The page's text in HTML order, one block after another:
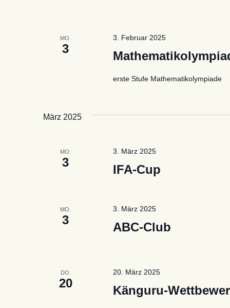
MO.
3
3. Februar 2025
erste Stufe Mathematikolympiade
März 2025
MO.
3
IFA-Cup
3. März 2025
MO.
3
ABC-Club
3. März 2025
DO.
20
Känguru-
20. März 2025